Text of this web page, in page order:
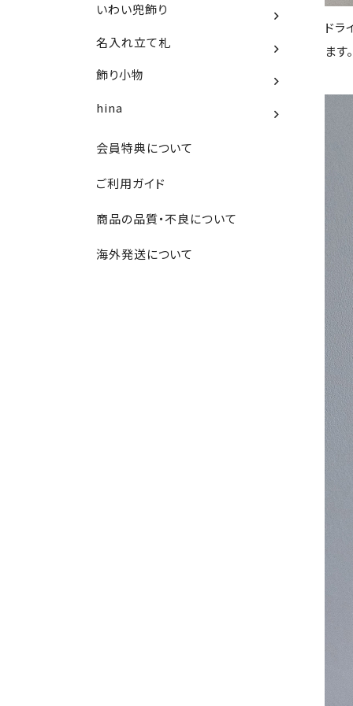
いわい兜飾り
名入れ立て札
飾り小物
hina
会員特典について
ご利用ガイド
商品の品質・不良について
海外発送について
ドラ
ます。